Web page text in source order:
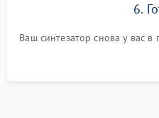
6.
Ваш синтезатор снова у вас